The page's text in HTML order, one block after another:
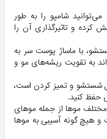
می‌توانید شامپو را به طور
و تاثیرگذاری آن را
با ماساژ پوست سر به
به تقویت ریشه‌های مو و
شستشو و تمیز کردن است،
حفظ کنید.
مختلف موها از جمله موهای
هیچ گونه آسیبی به موها